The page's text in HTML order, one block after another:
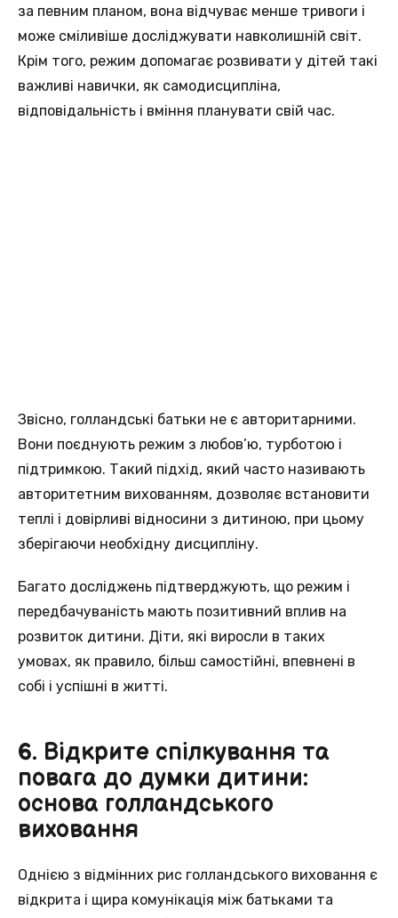
за певним планом, вона відчуває менше тривоги і
може сміливіше досліджувати навколишній світ.
Крім того, режим допомагає розвивати у дітей такі
важливі навички, як самодисципліна,
відповідальність і вміння планувати свій час.
Звісно, голландські батьки не є авторитарними.
Вони поєднують режим з любов’ю, турботою і
підтримкою. Такий підхід, який часто називають
авторитетним вихованням, дозволяє встановити
теплі і довірливі відносини з дитиною, при цьому
зберігаючи необхідну дисципліну.
Багато досліджень підтверджують, що режим і
передбачуваність мають позитивний вплив на
розвиток дитини. Діти, які виросли в таких
умовах, як правило, більш самостійні, впевнені в
собі і успішні в житті.
6. Відкрите спілкування та
повага до думки дитини:
основа голландського
виховання
Однією з відмінних рис голландського виховання є
відкрита і щира комунікація між батьками та